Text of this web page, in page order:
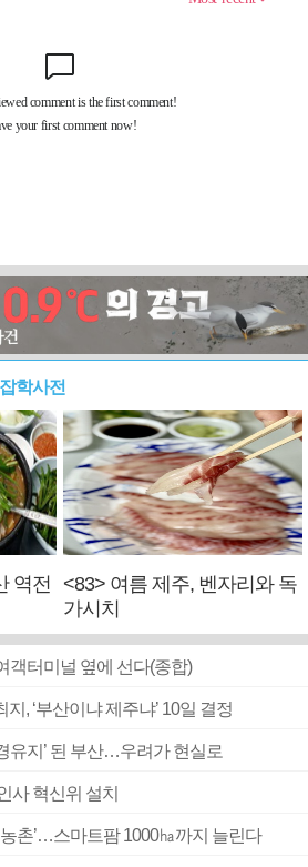
학사전
역전
<83> 여름 제주, 벤자리와 독
가시치
객터미널 옆에 선다(종합)
, ‘부산이냐 제주냐’ 10일 결정
유지’ 된 부산…우려가 현실로
사 혁신위 설치
촌’…스마트팜 1000㏊까지 늘린다